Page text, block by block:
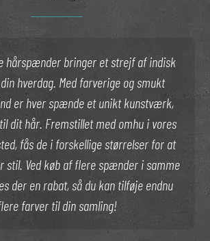
hårspænder bringer et strejf af indisk
hverdag. Med farverige og smukt
er hver spænde et unikt kunstværk,
dit hår. Fremstillet med omhu i vores
fås de i forskellige størrelser for at
stil. Ved køb af flere spænder i samme
der en rabat, så du kan tilføje endnu
farver til din samling!